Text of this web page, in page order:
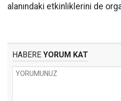
alanındaki etkinliklerini de
HABERE YORUM KAT